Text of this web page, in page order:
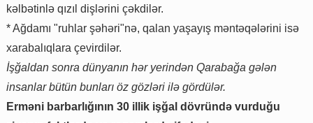
kəlbətinlə qızıl dişlərini çəkdilər.
* Ağdamı "ruhlar şəhəri"nə, qalan yaşayış məntəqələrini isə
xarabalıqlara çevirdilər.
İşğaldan sonra dünyanın hər yerindən Qarabağa gələn
insanlar bütün bunları öz gözləri ilə gördülər.
Erməni barbarlığının 30 illik işğal dövründə vurduğu